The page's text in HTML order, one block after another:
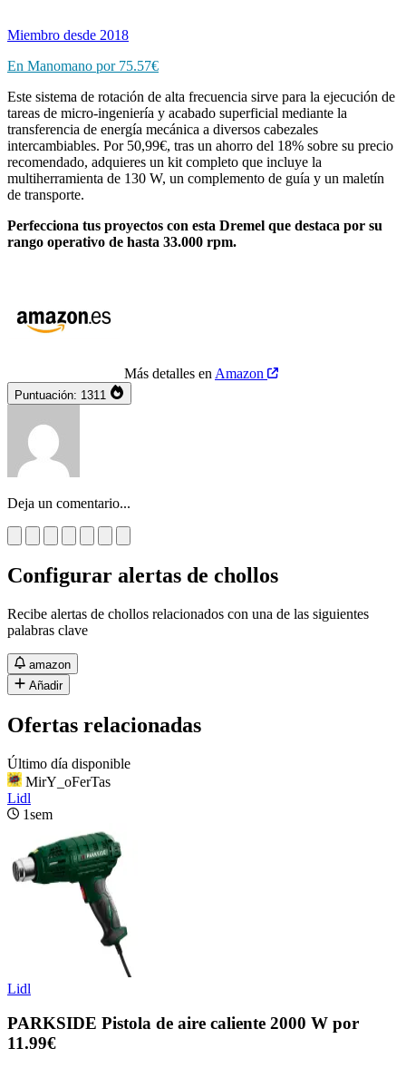
Miembro desde 2018
En Manomano por 75.57€
Este sistema de rotación de alta frecuencia sirve para la ejecución de
tareas de micro-ingeniería y acabado superficial mediante la
transferencia de energía mecánica a diversos cabezales
intercambiables. Por 50,99€, tras un ahorro del 18% sobre su precio
recomendado, adquieres un kit completo que incluye la
multiherramienta de 130 W, un complemento de guía y un maletín
de transporte.
Perfecciona tus proyectos con esta Dremel que destaca por su
rango operativo de hasta 33.000 rpm.
Más detalles en Amazon
Puntuación: 1311
Deja un comentario...
Configurar alertas de chollos
Recibe alertas de chollos relacionados con una de las siguientes
palabras clave
amazon
Añadir
Ofertas relacionadas
Último día disponible
MirY_oFerTas
Lidl
1sem
Lidl
PARKSIDE Pistola de aire caliente 2000 W por
11.99€